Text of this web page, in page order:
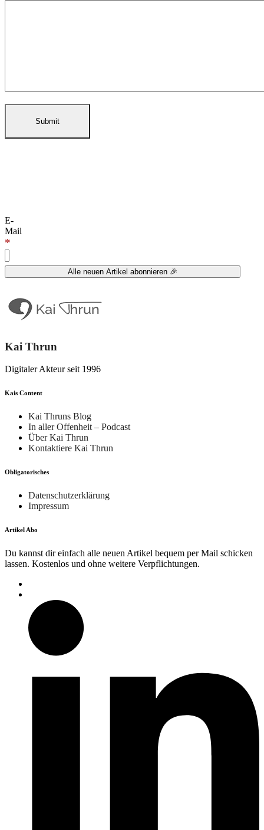
E-
Mail
*
Kai Thrun
Digitaler Akteur seit 1996
Kais Content
Kai Thruns Blog
In aller Offenheit – Podcast
Über Kai Thrun
Kontaktiere Kai Thrun
Obligatorisches
Datenschutzerklärung
Impressum
Artikel Abo
Du kannst dir einfach alle neuen Artikel bequem per Mail schicken
lassen. Kostenlos und ohne weitere Verpflichtungen.